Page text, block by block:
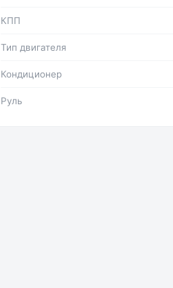
КПП
Тип двигателя
Кондиционер
Руль